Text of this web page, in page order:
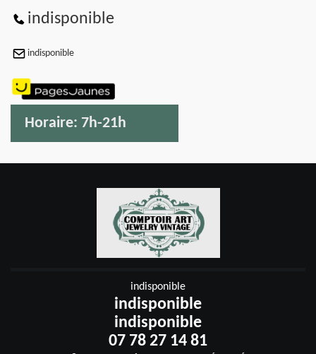
indisponible
indisponible
Horaire: 7h-21h
indisponible
indisponible
indisponible
07 78 27 14 81